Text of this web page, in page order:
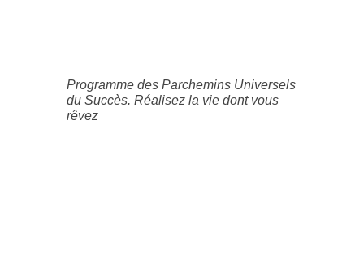
Programme des Parchemins Universels
du Succès. Réalisez la vie dont vous
rêvez